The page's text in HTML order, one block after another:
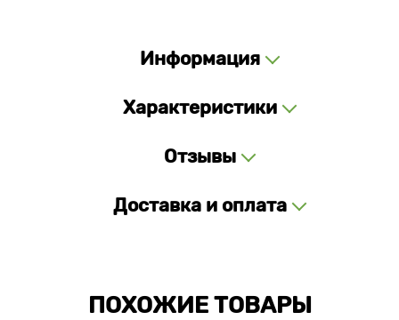
Информация
Характеристики
Отзывы
Доставка и оплата
ПОХОЖИЕ ТОВАРЫ